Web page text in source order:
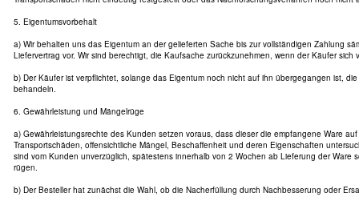
5. Eigentumsvorbehalt
a) Wir behalten uns das Eigentum an der gelieferten Sache bis zur vollständigen Zahlung
Liefervertrag vor. Wir sind berechtigt, die Kaufsache zurückzunehmen, wenn der Käufer sich
b) Der Käufer ist verpflichtet, solange das Eigentum noch nicht auf ihn übergegangen ist,
behandeln.
6. Gewährleistung und Mängelrüge
a) Gewährleistungsrechte des Kunden setzen voraus, dass dieser die empfangene Ware
Transportschäden, offensichtliche Mängel, Beschaffenheit und deren Eigenschaften
sind vom Kunden unverzüglich, spätestens innerhalb von 2 Wochen ab Lieferung der Ware
rügen.
b) Der Besteller hat zunächst die Wahl, ob die Nacherfüllung durch Nachbesserung oder